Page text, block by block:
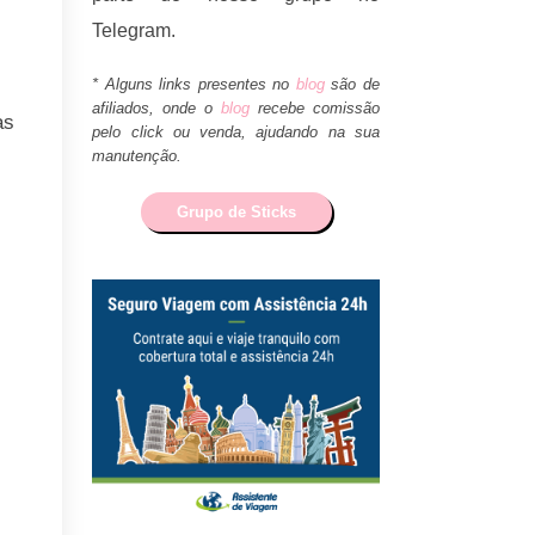
Telegram.
* Alguns links presentes no blogsão de
afiliados, onde oblog recebe comissão
pelo click ou venda, ajudando na sua
manutenção.
Grupo de Sticks